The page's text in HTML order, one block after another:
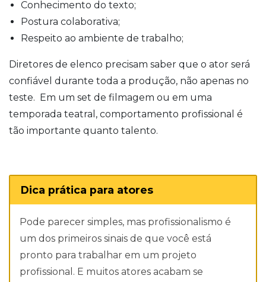
Conhecimento do texto;
Postura colaborativa;
Respeito ao ambiente de trabalho;
Diretores de elenco precisam saber que o ator será
confiável durante toda a produção, não apenas no
teste. Em um set de filmagem ou em uma
temporada teatral, comportamento profissional é
tão importante quanto talento.
Dica prática para atores
Pode parecer simples, mas profissionalismo é
um dos primeiros sinais de que você está
pronto para trabalhar em um projeto
profissional. E muitos atores acabam se